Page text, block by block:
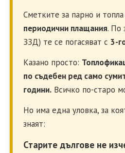
Сметките за парно и
периодични плащания. По
ЗЗД) те се погасяват с 3-
Казано просто:
по съдебен ред само
години. Всичко по-старо
Но има една уловка, за
знаят:
Старите дългове не